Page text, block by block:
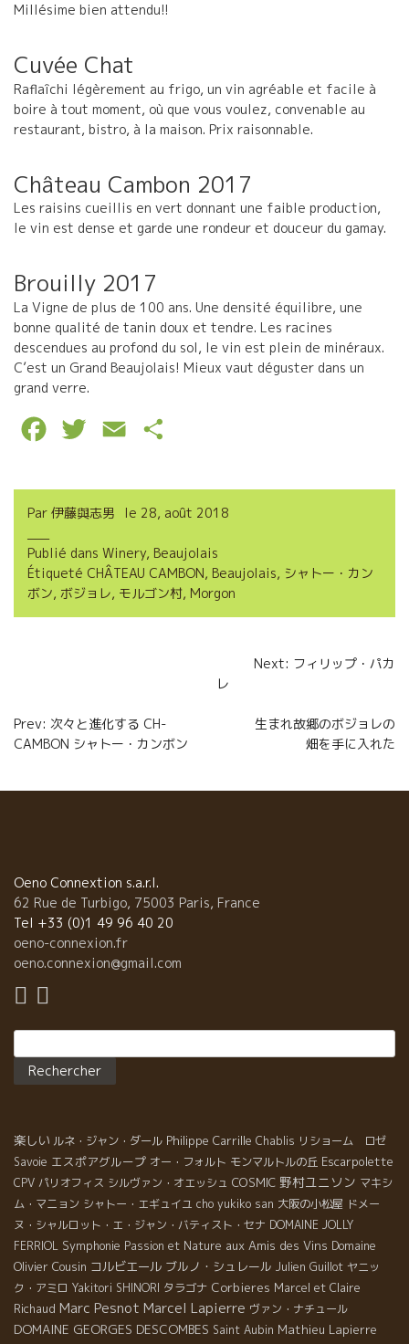
Millésime bien attendu!!
Cuvée Chat
Raflaîchi légèrement au frigo, un vin agréable et facile à
boire à tout moment, où que vous voulez, convenable au
restaurant, bistro, à la maison. Prix raisonnable.
Château Cambon 2017
Les raisins cueillis en vert donnant une faible production,
le vin est dense et garde une rondeur et douceur du gamay.
Brouilly 2017
La Vigne de plus de 100 ans. Une densité équilibre, une
bonne qualité de tanin doux et tendre. Les racines
descendues au profond du sol, le vin est plein de minéraux.
C’est un Grand Beaujolais! Mieux vaut déguster dans un
grand verre.
c
b
o
i
t
e
a
l
r
a
g
Par 伊藤與志男 le 28, août 2018
Publié dans Winery, Beaujolais
Étiqueté CHÂTEAU CAMBON, Beaujolais, シャトー・カン
ボン, ボジョレ, モルゴン村, Morgon
l’article
Prev: 次々と進化する CH-
CAMBON シャトー・カンボン
Next: フィリップ・パカ
レ
生まれ故郷のボジョレの
畑を手に入れた
Oeno Connextion s.a.r.l.
62 Rue de Turbigo, 75003 Paris, France
Tel +33 (0)1 49 96 40 20
oeno-connexion.fr
oeno.connexion@gmail.com
楽しい ルネ・ジャン・ダール Philippe Carrille Chablis リショーム ロゼ
Savoie エスポアグループ オー・フォルト モンマルトルの丘 Escarpolette
CPV パリオフィス シルヴァン・オエッシュ COSMIC 野村ユニソン マキシ
ム・マニョン シャトー・エギュイユ cho yukiko san 大阪の小松屋 ドメー
ヌ・シャルロット・エ・ジャン・バティスト・セナ DOMAINE JOLLY
FERRIOL Symphonie Passion et Nature aux Amis des Vins Domaine
Olivier Cousin コルビエール ブルノ・シュレール Julien Guillot ヤニッ
ク・アミロ Yakitori SHINORI タラゴナ Corbieres Marcel et Claire
Richaud Marc Pesnot Marcel Lapierre ヴァン・ナチュール
DOMAINE GEORGES DESCOMBES Saint Aubin Mathieu Lapierre